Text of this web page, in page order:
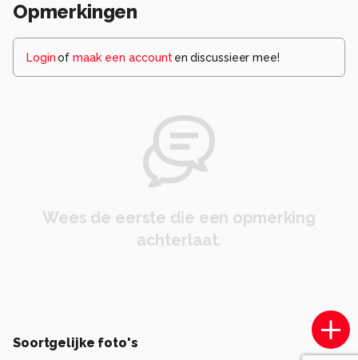
Opmerkingen
Loginof maak een account en discussieer mee!
Wees de eerste die een opmerking
achterlaat.
Soortgelijke foto's